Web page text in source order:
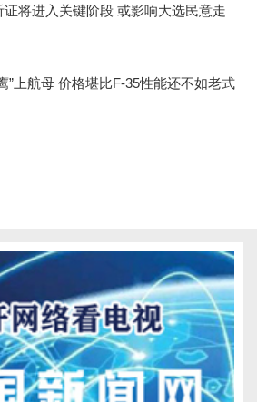
证将进入关键阶段 或影响大选民意走
”上航母 价格堪比F-35性能还不如老式